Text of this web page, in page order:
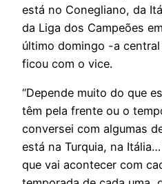
está no Conegliano, da
da Liga dos Campeões
último domingo -a
ficou com o vice.
“Depende muito do que
têm pela frente ou o
conversei com algumas
está na Turquia, na
que vai acontecer com